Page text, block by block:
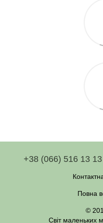
+38 (066) 516 13 13
Повна
©
Світ маленьких